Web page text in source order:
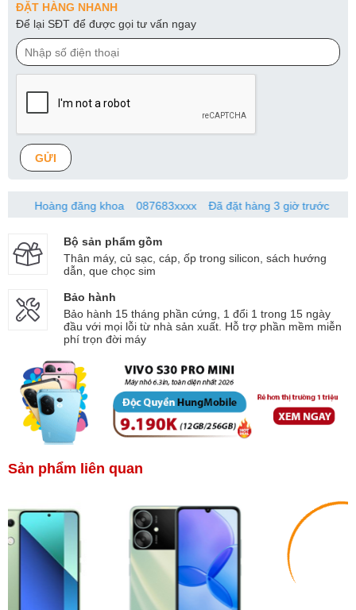
ĐẶT HÀNG NHANH
Để lại SĐT để được gọi tư vấn ngay
GỬI
đăng khoa 087683xxxx Đã đặt hàng 3 giờ trước
Bộ sản phẩm gồm
Thân máy, củ sạc, cáp, ốp trong silicon, sách hướng
dẫn, que chọc sim
Bảo hành
Bảo hành 15 tháng phần cứng, 1 đổi 1 trong 15 ngày
đầu với mọi lỗi từ nhà sản xuất. Hỗ trợ phần mềm miễn
phí trọn đời máy
Sản phẩm liên quan